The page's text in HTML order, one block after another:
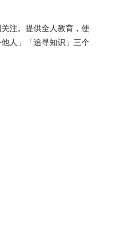
注。提供全人教育，使
人」「追寻知识」三个